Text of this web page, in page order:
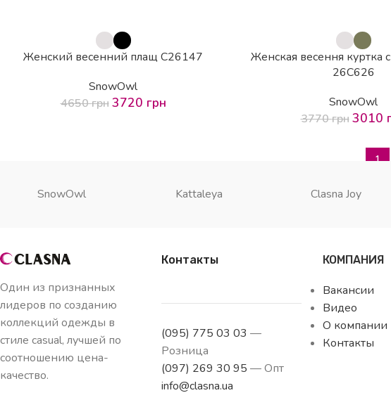
Женский весенний плащ C26147
SnowOwl
4650грн 3720 грн
Женская весення куртка
26С626
SnowOwl
3770грн 3010
1
SnowOwl Kattaleya Clasna Joy
Один из признанных
лидеров по созданию
коллекций одежды в
стиле casual, лучшей по
соотношению цена-
качество.
Контакты
(095) 775 03 03 —
Розница
(097) 269 30 95 — Опт
info@clasna.ua
КОМПАНИЯ
Вакансии
Видео
О компании
Контакты